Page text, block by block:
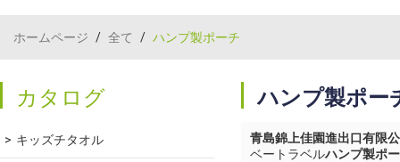
ホームページ / 全て / ハンプ製ポーチ
カタログ
キッズチタオル
ハンプ製ポー
青島錦上佳園進出口有限
ベートラベルハンプ製ポ